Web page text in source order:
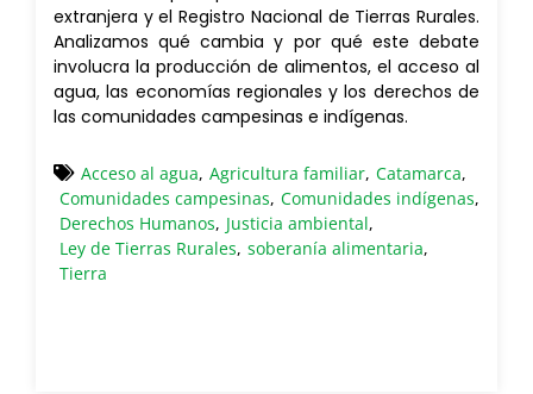
extranjera y el Registro Nacional de Tierras Rurales.
Analizamos qué cambia y por qué este debate
involucra la producción de alimentos, el acceso al
agua, las economías regionales y los derechos de
las comunidades campesinas e indígenas.
Acceso al agua, Agricultura familiar, Catamarca,
Comunidades campesinas, Comunidades indígenas,
Derechos Humanos, Justicia ambiental,
Ley de Tierras Rurales, soberanía alimentaria,
Tierra